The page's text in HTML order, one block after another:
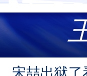
宋喆出狱